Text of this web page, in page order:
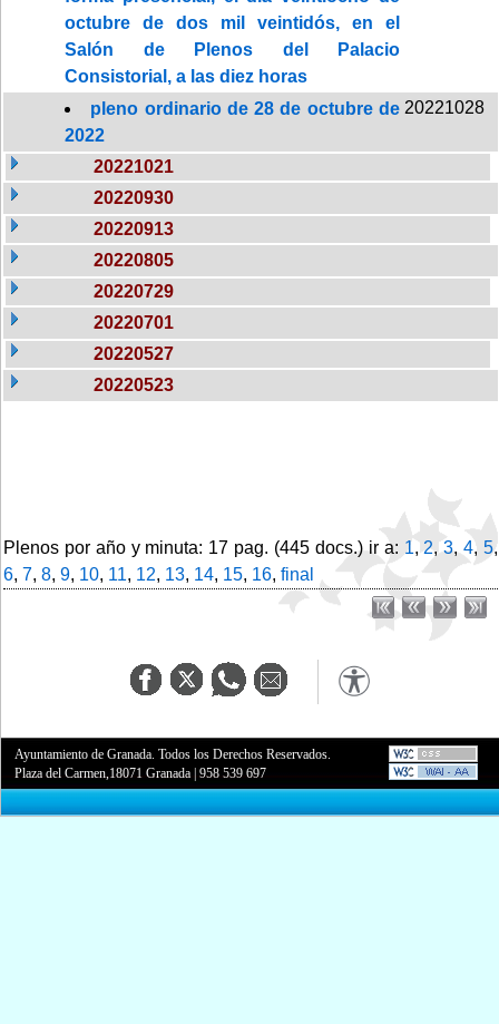
octubre de dos mil veintidós, en el
Salón de Plenos del Palacio
Consistorial, a las diez horas
pleno ordinario de 28 de octubre de
2022
20221028
20221021
20220930
20220913
20220805
20220729
20220701
20220527
20220523
Plenos por año y minuta: 17 pag. (445 docs.) ir a: 1,2,3,4,5,
6, 7, 8, 9, 10, 11, 12, 13, 14, 15, 16, final
Ayuntamiento de Granada. Todos los Derechos Reservados.
Plaza del Carmen,18071 Granada |958 539 697